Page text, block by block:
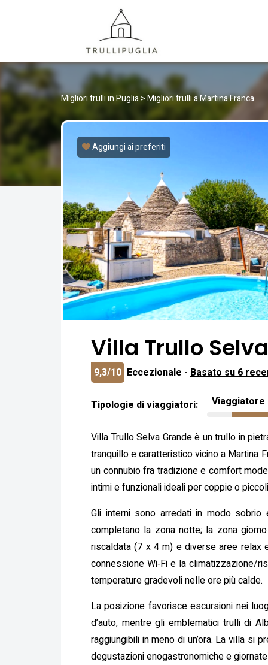
Migliori trulli in Puglia>Migliori trulli a Martina Franca
Aggiungi ai preferiti
Villa Trullo
9,3/10 Eccezionale - Basato su 6
Tipologie di viaggiatori: Viaggiatore
Villa Trullo Selva Grande è un trullo in
tranquillo e caratteristico vicino a Martina
un connubio fra tradizione e comfort
intimi e funzionali ideali per coppie o
Gli interni sono arredati in modo sobrio
completano la zona notte; la zona
riscaldata (7 x 4 m) e diverse aree relax
connessione Wi‑Fi e la climatizzazione/
temperature gradevoli nelle ore più calde.
La posizione favorisce escursioni nei
d’auto, mentre gli emblematici trulli di
raggiungibili in meno di un’ora. La villa si
degustazioni enogastronomiche e